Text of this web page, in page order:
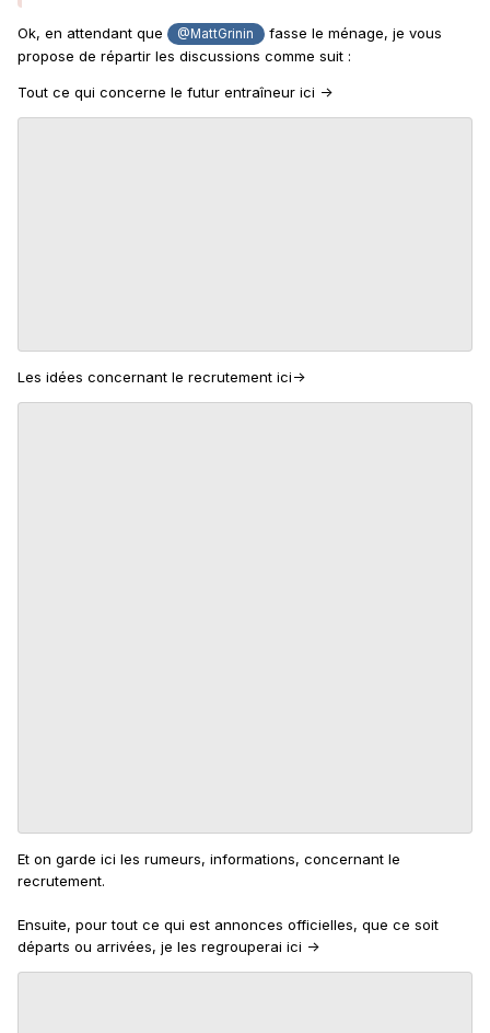
Ok, en attendant que @MattGrinin
fasse le ménage, je vous
propose de répartir les discussions comme suit :
Tout ce qui concerne le futur entraîneur ici ->
Les idées concernant le recrutement ici->
Et on garde ici les rumeurs, informations, concernant le
recrutement.
Ensuite, pour tout ce qui est annonces officielles, que ce soit
départs ou arrivées, je les regrouperai ici ->